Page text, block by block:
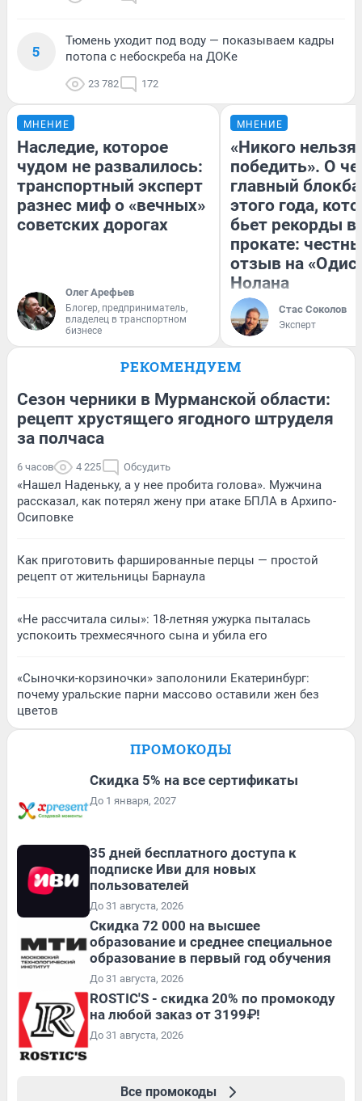
5
Тюмень уходит под воду — показываем кадры
потопа с небоскреба на ДОКе
23 782 172
МНЕНИЕ
Наследие, которое
чудом не развалилось:
транспортный эксперт
разнес миф о «вечных»
советских дорогах
Олег Арефьев
Блогер, предприниматель,
владелец в транспортном
бизнесе
МНЕНИЕ
«Никого нельзя
победить». О
главный
этого года,
бьет рекорды в
прокате:
отзыв на
Нолана
Стас Соколов
Эксперт
РЕКОМЕНДУЕМ
Сезон черники в Мурманской области:
рецепт хрустящего ягодного штруделя
за полчаса
6 часов 4 225 Обсудить
«Нашел Наденьку, а у нее пробита голова». Мужчина
рассказал, как потерял жену при атаке БПЛА в Архипо-
Осиповке
Как приготовить фаршированные перцы — простой
рецепт от жительницы Барнаула
«Не рассчитала силы»: 18-летняя ужурка пыталась
успокоить трехмесячного сына и убила его
«Сыночки-корзиночки» заполонили Екатеринбург:
почему уральские парни массово оставили жен без
цветов
ПРОМОКОДЫ
Скидка 5% на все сертификаты
До 1 января, 2027
35 дней бесплатного доступа к
подписке Иви для новых
пользователей
До 31 августа, 2026
Скидка 72 000 на высшее
образование и среднее специальное
образование в первый год обучения
До 31 августа, 2026
ROSTIC'S - скидка 20% по промокоду
на любой заказ от 3199₽!
До 31 августа, 2026
Все промокоды